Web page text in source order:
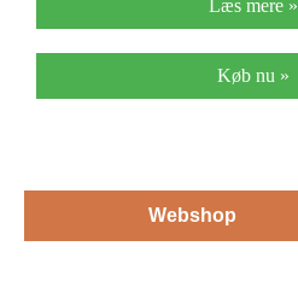
Læs mere »
Køb nu »
Webshop